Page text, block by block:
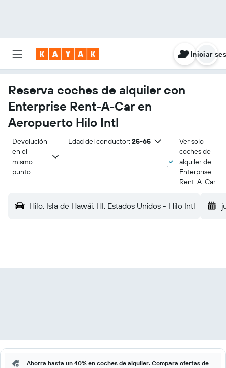
Iniciar
Reserva coches de alquiler con
Enterprise Rent-A-Car en
Aeropuerto Hilo Intl
Devolución
en el
mismo
punto
Edad del conductor: 25-65
Ver solo
coches de
alquiler de
Enterprise
Rent-A-Car
Hilo, Isla de Hawái, HI, Estados Unidos - Hilo Intl
Ahorra hasta un 40% en coches de alquiler. Compara ofertas de